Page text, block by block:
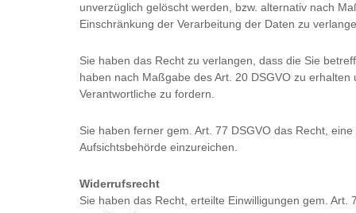
unverzüglich gelöscht werden, bzw. alternativ nach
Einschränkung der Verarbeitung der Daten zu
Sie haben das Recht zu verlangen, dass die Sie
haben nach Maßgabe des Art. 20 DSGVO zu
Verantwortliche zu fordern.
Sie haben ferner gem. Art. 77 DSGVO das Recht,
Aufsichtsbehörde einzureichen.
Widerrufsrecht
Sie haben das Recht, erteilte Einwilligungen gem. Art.